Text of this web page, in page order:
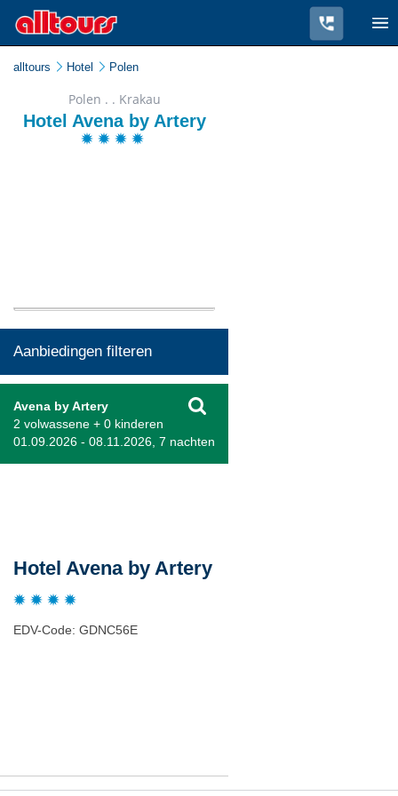
alltours Hotel Polen
Polen . . Krakau
Hotel Avena by Artery
Aanbiedingen filteren
Avena by Artery
2 volwassene + 0 kinderen
01.09.2026 - 08.11.2026, 7 nachten
Hotel Avena by Artery
EDV-Code: GDNC56E